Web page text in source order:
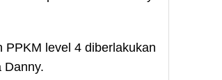
PPKM level 4 diberlakukan
Danny.